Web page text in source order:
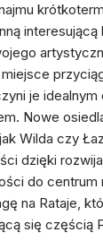
je
Nowe
Wilda czy
dzięki
do centrum
na Rataje,
się częścią